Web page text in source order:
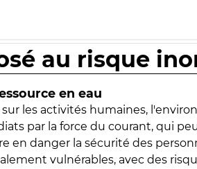
au risque
en eau
les activités humaines,
par la force du courant, qui
en danger la sécurité des
vulnérables, avec des